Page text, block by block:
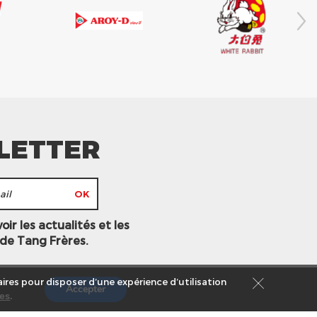
les actualités et les
Tang Frères.
légales
pour disposer d’une expérience d’utilisation
. Accepter